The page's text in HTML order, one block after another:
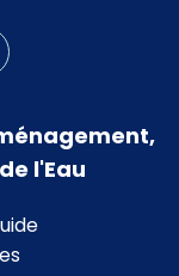
Instagram
le compte Linkedin
vers la chaîne
l'Eau